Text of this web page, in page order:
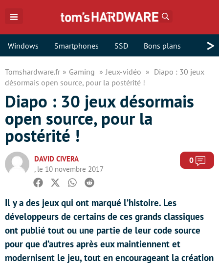
Windows Smartphones SSD Bons plans >
Tomshardware.fr Gaming Jeux-vidéo
Diapo : 30 jeux
désormais open source, pour la postérité !
Diapo : 30 jeux désormais
open source, pour la
postérité !
DAVID CIVERA
, le 10 novembre 2017
0
Facebook
TwitterWhatsapp
Reddit
Il y a des jeux qui ont marqué l’histoire. Les
développeurs de certains de ces grands classiques
ont publié tout ou une partie de leur code source
pour que d’autres après eux maintiennent et
modernisent le jeu, tout en encourageant la création